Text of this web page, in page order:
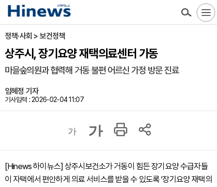
정책·사회 > 보건정책
상주시, 장기요양 재택의료센터 가동
마을숲의원과 협력해 거동 불편 어르신 가정 방문 진료
임혜정 기자
기사입력 : 2026-02-04 11:07
가 가
[Hinews 하이뉴스] 상주시보건소가 거동이 힘든 장기요양 수급자들
이 자택에서 편안하게 의료 서비스를 받을 수 있도록 ‘장기요양 재택의